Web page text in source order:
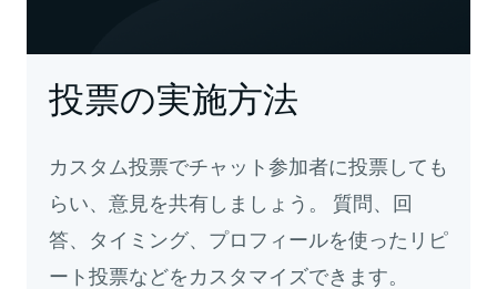
投票の実施方法
カスタム投票でチャット参加者に投票しても
らい、意見を共有しましょう。 質問、回
答、タイミング、プロフィールを使ったリピ
ート投票などをカスタマイズできます。